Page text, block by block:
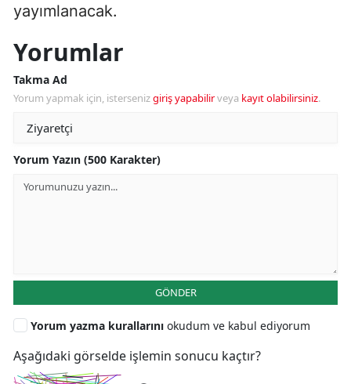
yayımlanacak.
Yorumlar
Takma Ad
Yorum yapmak için, istersenizgiriş yapabilirveya kayıt olabilirsiniz.
Yorum Yazın (500 Karakter)
GÖNDER
Yorum yazma kurallarını okudum ve kabul ediyorum
Aşağıdaki görselde işlemin sonucu kaçtır?